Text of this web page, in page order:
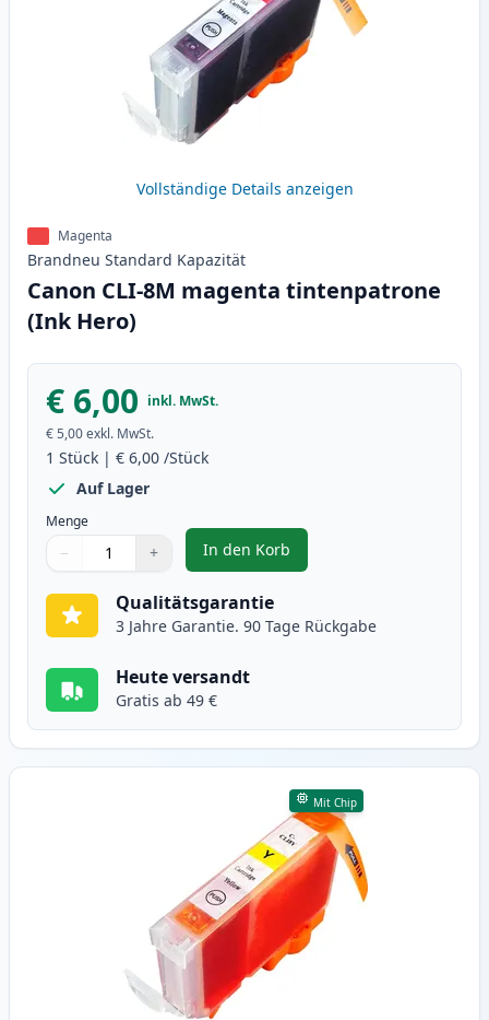
Vollständige Details anzeigen
Magenta
Brandneu Standard Kapazität
Canon CLI-8M magenta tintenpatrone
(Ink Hero)
€ 6,00 inkl. MwSt.
€ 5,00exkl. MwSt.
1 Stück | € 6,00 /Stück
Auf Lager
Menge
Verwenden Sie die Tasten, um anzupassen
− +
1
In den Korb
, Canon CLI-8M magenta
Qualitätsgarantie
3 Jahre Garantie. 90 Tage Rückgabe
Heute versandt
Gratis ab 49 €
Mit Chip